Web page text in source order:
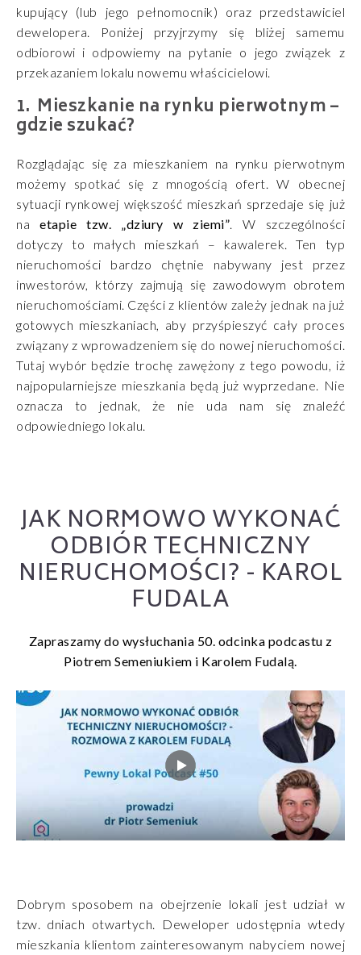
kupujący (lub jego pełnomocnik) oraz przedstawiciel
dewelopera. Poniżej przyjrzymy się bliżej samemu
odbiorowi i odpowiemy na pytanie o jego związek z
przekazaniem lokalu nowemu właścicielowi.
Mieszkanie na rynku pierwotnym –
gdzie szukać?
Rozglądając się za mieszkaniem na rynku pierwotnym
możemy spotkać się z mnogością ofert. W obecnej
sytuacji rynkowej większość mieszkań sprzedaje się już
naetapie tzw. „dziury w ziemi” . W szczególności
dotyczy to małych mieszkań – kawalerek. Ten typ
nieruchomości bardzo chętnie nabywany jest przez
inwestorów, którzy zajmują się zawodowym obrotem
nieruchomościami. Części z klientów zależy jednak na już
gotowych mieszkaniach, aby przyśpieszyć cały proces
związany z wprowadzeniem się do nowej nieruchomości.
Tutaj wybór będzie trochę zawężony z tego powodu, iż
najpopularniejsze mieszkania będą już wyprzedane. Nie
oznacza to jednak, że nie uda nam się znaleźć
odpowiedniego lokalu.
JAK NORMOWO WYKONAĆ
ODBIÓR TECHNICZNY
NIERUCHOMOŚCI? - KAROL
FUDALA
Zapraszamy do wysłuchania 50. odcinka podcastu z
Piotrem Semeniukiem i Karolem Fudalą.
Dobrym sposobem na obejrzenie lokali jest udział w
tzw. dniach otwartych. Deweloper udostępnia wtedy
mieszkania klientom zainteresowanym nabyciem nowej